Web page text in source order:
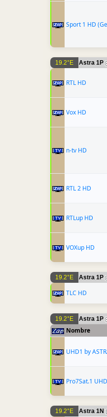
Sport 1 HD
19.2°E Astra 1P
RTL HD
Vox HD
n-tv HD
RTL 2 HD
RTLup HD
VOXup HD
19.2°E Astra 1P
TLC HD
19.2°E Astra 1P
Nombre
UHD1 by
Pro7Sat.1 UHD
19.2°E Astra 1N